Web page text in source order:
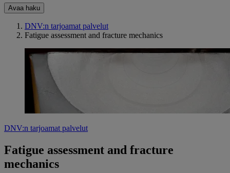
Avaa haku
DNV:n tarjoamat palvelut
Fatigue assessment and fracture mechanics
DNV:n tarjoamat palvelut
Fatigue assessment and fracture
mechanics